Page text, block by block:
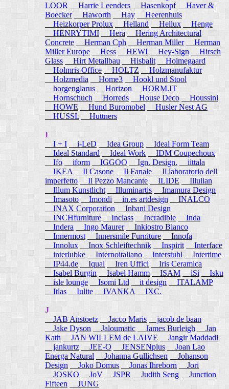
LOOR
Harrie Leenders Hasenkopf
Haver &
Boecker
Haworth Hay
Heerenhuis
Heizkorper Prolux
Helland Hellux
Henge
HENRYTIMI
Hera
Hering Architectural
Concrete
Herman Cph Herman Miller
Herman
Miller Europe
Hess HEWI Hey-Sign
Hirsch
Glass
Hirt Metallbau Hisbalit
Holmegaard
Holmris Office
HOLTZ
Holzmanufaktur
Holzmedia
Home3
Hookl und Stool
horgenglarus
Horizon
HORM.IT
Hornschuch
Horreds House Deco
Houssini
HOWE
Hund Buromobel
Husler Nest AG
HUSSL
Huttners
I
I + I
i-LeD Idea Group
Ideal Form Team
Ideal Standard
Ideal Work
IDM Coupechoux
Ifo
iform IGGOO Ign. Design.
iittala
IKEA
Il Casone Il Fanale
Il laboratorio dell
imperfetto
Il Pezzo Mancante ILIDE
Illulian
Illum Kunstlicht
Illuminartis
Imamura Design
Imasoto
Imondi in.es artdesign
INALCO
INAX Corporation
Inbani Design
INCHfurniture
Inclass Incradible
Inda
Indera
Ingo Maurer
Inkiostro Bianco
Innermost
Innersmile Furniture
Innofa
Innolux
Inox Schleiftechnik Inspirit
Interface
interlubke
Internoitaliano Interstuhl
Intertime
IP44.de
Iqual Iren Uffici
Iris Ceramica
Isabel Burgin
Isabel Hamm ISAM iSi Isku
isle lounge
Isomi Ltd it design
ITALAMP
Itlas
Iulite IVANKA IXC.
J
JAB Anstoetz
Jacco Maris
jacob de baan
Jake Dyson
Jaloumatic James Burleigh
Jan
Kath
JAN WILLEM de LAIVE
Jangir Maddadi
jankurtz JEE-O JENSENplus
Joan Lao
Energa Natural
Johanna Gullichsen
Johanson
Design
Joko Domus Jonas Ihreborn
Jori
JOSKO
JoV JSPR Judith Seng
Junction
Fifteen
JUNG